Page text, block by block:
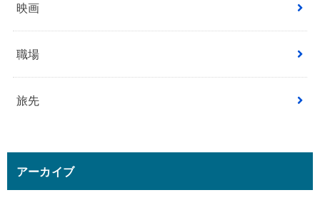
映画
職場
旅先
アーカイブ